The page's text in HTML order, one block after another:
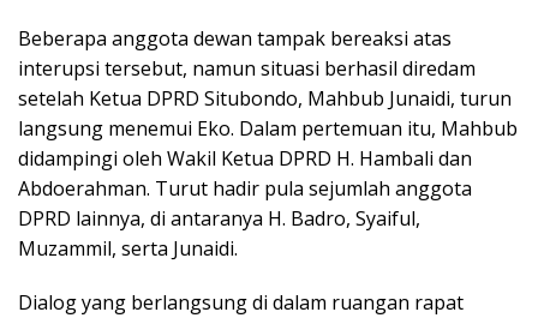
Beberapa anggota dewan tampak bereaksi atas
interupsi tersebut, namun situasi berhasil diredam
setelah Ketua DPRD Situbondo, Mahbub Junaidi, turun
langsung menemui Eko. Dalam pertemuan itu, Mahbub
didampingi oleh Wakil Ketua DPRD H. Hambali dan
Abdoerahman. Turut hadir pula sejumlah anggota
DPRD lainnya, di antaranya H. Badro, Syaiful,
Muzammil, serta Junaidi.
Dialog yang berlangsung di dalam ruangan rapat